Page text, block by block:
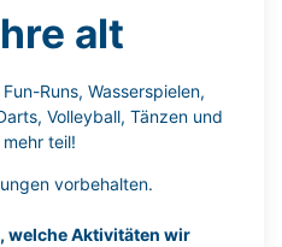
alt
Runs, Wasserspielen,
Volleyball, Tänzen und
teil!
vorbehalten.
welche Aktivitäten wir